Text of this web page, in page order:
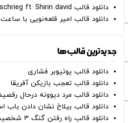
دانلود قالب Gut Genug - kitschrieg ft. Shirin david
دانلود قالب امیر قلعه‌نویی با
جدیدترین قالب‌ها
دانلود قالب یوتیوبر فشاری
دانلود قالب تعجب بازیکن آفریقا
دانلود قالب مرد دیوونه درحال
دانلود قالب بیلاخ نشان دادن باب
دانلود قالب راه رفتن گنگ ۳ شخصیت(پرده سبز)